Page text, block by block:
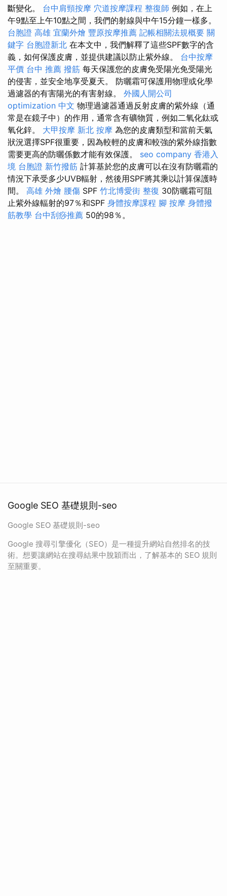
斷變化。 台中肩頸按摩 穴道按摩課程 整復師 例如，在上
午9點至上午10點之間，我們的射線與中午15分鐘一樣多。
台胞證 高雄 宜蘭外燴 豐原按摩推薦 記帳相關法規概要 關
鍵字 台胞證新北 在本文中，我們解釋了這些SPF數字的含
義，如何保護皮膚，並提供建議以防止紫外線。 台中按摩
平價 台中 推薦 撥筋 每天保護您的皮膚免受陽光免受陽光
的侵害，並安全地享受夏天。 防曬霜可保護用物理或化學
過濾器的有害陽光的有害射線。 外國人開公司
optimization 中文 物理過濾器通過反射皮膚的紫外線（通
常是在鏡子中）的作用，通常含有礦物質，例如二氧化鈦或
氧化鋅。 大甲按摩 新北 按摩 為您的皮膚類型和當前天氣
狀況選擇SPF很重要，因為較輕的皮膚和較強的紫外線指數
需要更高的防曬係數才能有效保護。 seo company 香港入
境 台胞證 新竹撥筋 計算基於您的皮膚可以在沒有防曬霜的
情況下承受多少UVB輻射，然後用SPF將其乘以計算保護時
間。 高雄 外燴 腰傷 SPF 竹北博愛街 整復 30防曬霜可阻
止紫外線輻射的97％和SPF 身體按摩課程 腳 按摩 身體撥
筋教學 台中刮痧推薦 50的98％。
Google SEO 基礎規則-seo
Google SEO 基礎規則-seo
Google 搜尋引擎優化（SEO）是一種提升網站自然排名的技
術。想要讓網站在搜尋結果中脫穎而出，了解基本的 SEO 規則
至關重要。